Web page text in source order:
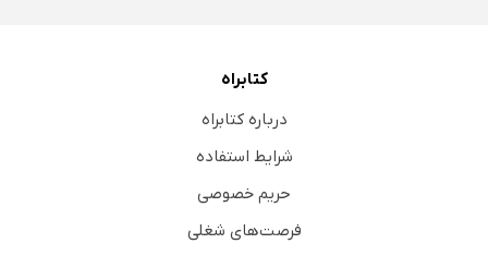
کتابراه
درباره کتابراه
شرایط استفاده
حریم خصوصی
فرصت‌های شغلی